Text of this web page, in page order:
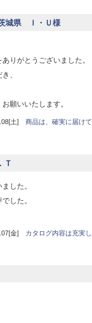
城県 Ｉ・Ｕ様
りがとうございました。
、
願いいたします。
土] 商品は、確実に届け
Ｔ
した。
した。
金] カタログ内容は充実